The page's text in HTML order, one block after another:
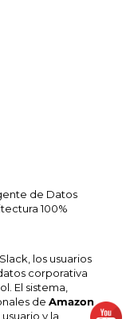
de Datos
100%
los usuarios
corporativa
El sistema,
de Amazon
y la